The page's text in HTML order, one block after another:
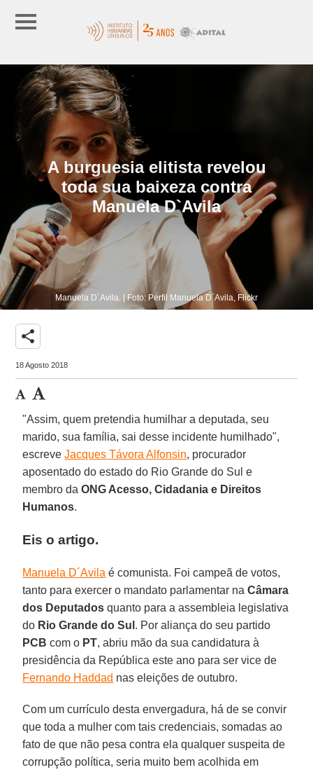
A burguesia elitista revelou
toda sua baixeza contra
Manuela D`Avila
Manuela D´Avila. | Foto: Perfil Manuela D´Avila, Flickr
share
18 Agosto 2018
"Assim, quem pretendia humilhar a deputada, seu
marido, sua família, sai desse incidente humilhado",
escreveJacques Távora Alfonsin, procurador
aposentado do estado do Rio Grande do Sul e
membro daONG Acesso, Cidadania e Direitos
Humanos.
Eis o artigo.
Manuela D´Avila é comunista. Foi campeã de votos,
tanto para exercer o mandato parlamentar naCâmara
dos Deputados quanto para a assembleia legislativa
do Rio Grande do Sul . Por aliança do seu partido
PCB com o PT, abriu mão da sua candidatura à
presidência da República este ano para ser vice de
Fernando Haddad nas eleições de outubro.
Com um currículo desta envergadura, há de se convir
que toda a mulher com tais credenciais, somadas ao
fato de que não pesa contra ela qualquer suspeita de
corrupção política, seria muito bem acolhida em